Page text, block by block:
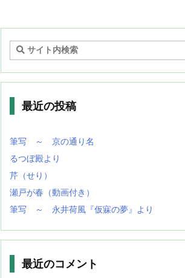
最近の投稿
筆写 ～ 京の通り名
るつぼ殿より
芹（せり）
瀬戸が春（動画付き）
筆写 ～ 永井荷風『仮寐の夢』より
最近のコメント